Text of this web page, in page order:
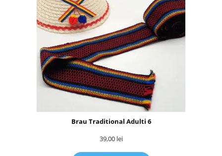
Brau Traditional Adulti 6
39,00 lei